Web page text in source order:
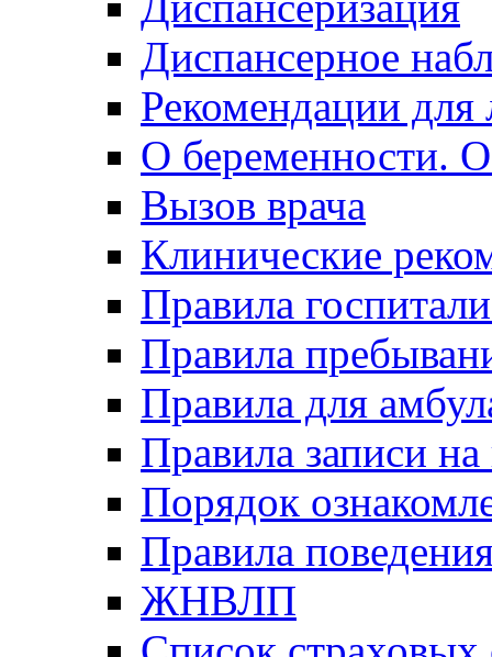
Диспансерное
Рекомендации для
О беременности.
Вызов врача
Клинические
Правила
Правила
Правила для
Правила записи
Порядок
Правила
ЖНВЛП